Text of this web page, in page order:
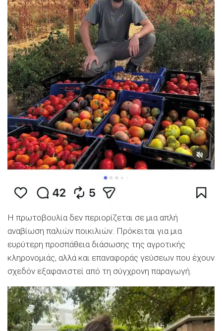
Η πρωτοβουλία δεν περιορίζεται σε μια απλή
αναβίωση παλιών ποικιλιών. Πρόκειται για μια
ευρύτερη προσπάθεια διάσωσης της αγροτικής
κληρονομιάς, αλλά και επαναφοράς γεύσεων που έχουν
σχεδόν εξαφανιστεί από τη σύγχρονη παραγωγή.